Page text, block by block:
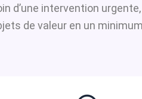
d’une intervention
de valeur en un